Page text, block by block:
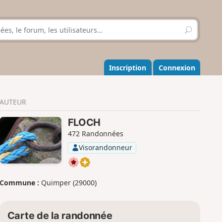
R
e
h
e
r
r
Inscription Connexion
AUTEUR
FLOCH
472 Randonnées
Visorandonneur
Commune : Quimper (29000)
Carte de la randonnée